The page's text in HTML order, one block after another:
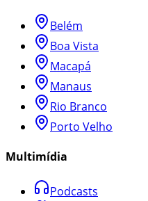
Belém
Boa Vista
Macapá
Manaus
Rio Branco
Porto Velho
Multimídia
Podcasts